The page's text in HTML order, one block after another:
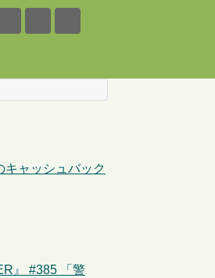
キャッシュバック
』 #385 「警